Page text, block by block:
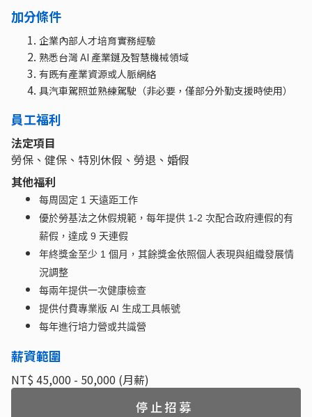
加分條件
企業內部人才培育實務經驗
熟悉台灣 AI 產業鏈及智慧機械領域
有既有產業資源或人脈網絡
具汽車駕照並熟練駕駛（非必要，僅部分外勤支援時使用）
員工福利
法定項目
勞保、健保、特別休假、勞退、婚假
其他福利
每周固定 1 天遠距工作
優於勞基法之休假規範，每年提供 1-2 次配合政府連假的有
薪假，達成 9 天連假
年終獎金至少 1 個月，其餘獎金依照個人表現與組織發展情
況調整
每兩年提供一次健康檢查
提供付費專業版 AI 生成工具帳號
每年進行培力營或共識營
薪資範圍
NT$ 45,000 - 50,000 (月薪)
停止招募